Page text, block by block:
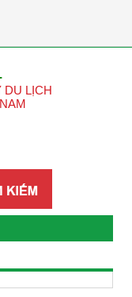
DU LỊCH